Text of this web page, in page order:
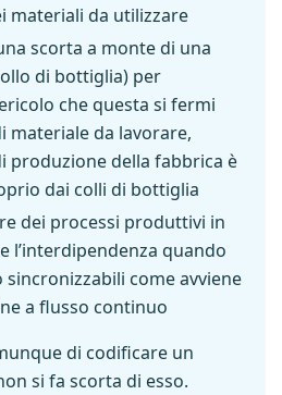
materiali da utilizzare
scorta a monte di una
di bottiglia) per
che questa si fermi
materiale da lavorare,
produzione della fabbrica è
dai colli di bottiglia
dei processi produttivi in
l’interdipendenza quando
come avviene
a flusso continuo
di codificare un
si fa scorta di esso.